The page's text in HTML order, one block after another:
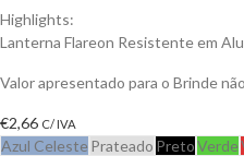
Highlights:
Lanterna Flareon Resistente em
Valor apresentado para o Brinde
€2,66 C/ IVA
Azul Celeste Prateado PretoVerde